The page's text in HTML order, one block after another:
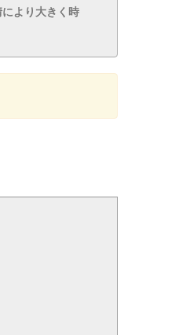
より大きく時